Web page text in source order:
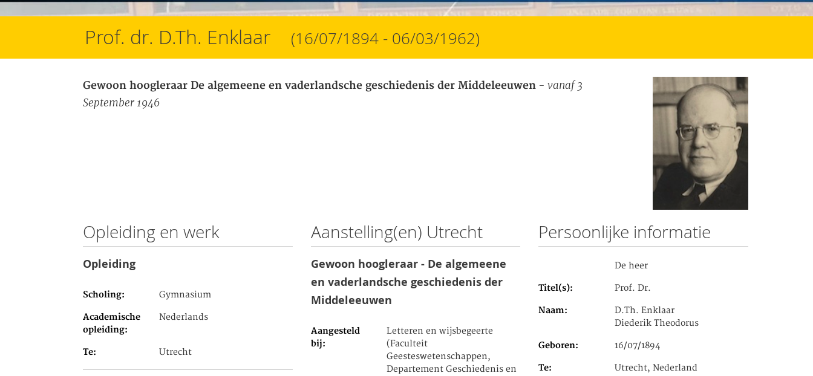
Prof. dr. D.Th. Enklaar (16/07/1894 - 06/03/1962)
Gewoon hoogleraar De algemeene en vaderlandsche geschiedenis der Middeleeuwen - vanaf 3
September 1946
Opleiding en werk
Opleiding
Scholing Gymnasium
Academische
opleiding
Nederlands
Te Utrecht
Aanstelling(en) Utrecht
Gewoon hoogleraar - De algemeene
en vaderlandsche geschiedenis der
Middeleeuwen
Aangesteld
bij
Letteren en wijsbegeerte
(Faculteit
Geesteswetenschappen,
Departement Geschiedenis en
Persoonlijke informatie
De heer
Titel(s) Prof. Dr.
Naam
D.Th. Enklaar
Diederik Theodorus
Geboren 16/07/1894
Te Utrecht, Nederland